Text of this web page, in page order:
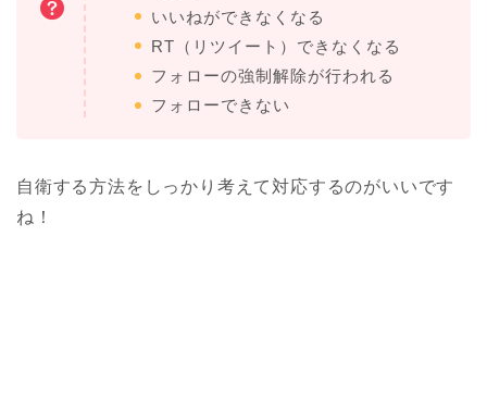
いいねができなくなる
RT（リツイート）できなくなる
フォローの強制解除が行われる
フォローできない
自衛する方法をしっかり考えて対応するのがいいです
ね！